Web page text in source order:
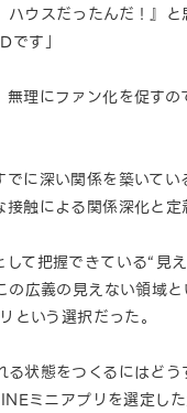
ウスだったんだ！』
す」
理にファン化を促す
に深い関係を築いて
触による関係深化と定
て把握できている“見
広義の見えない領域
という選択だった。
る状態をつくるにはど
ミニアプリを選定し